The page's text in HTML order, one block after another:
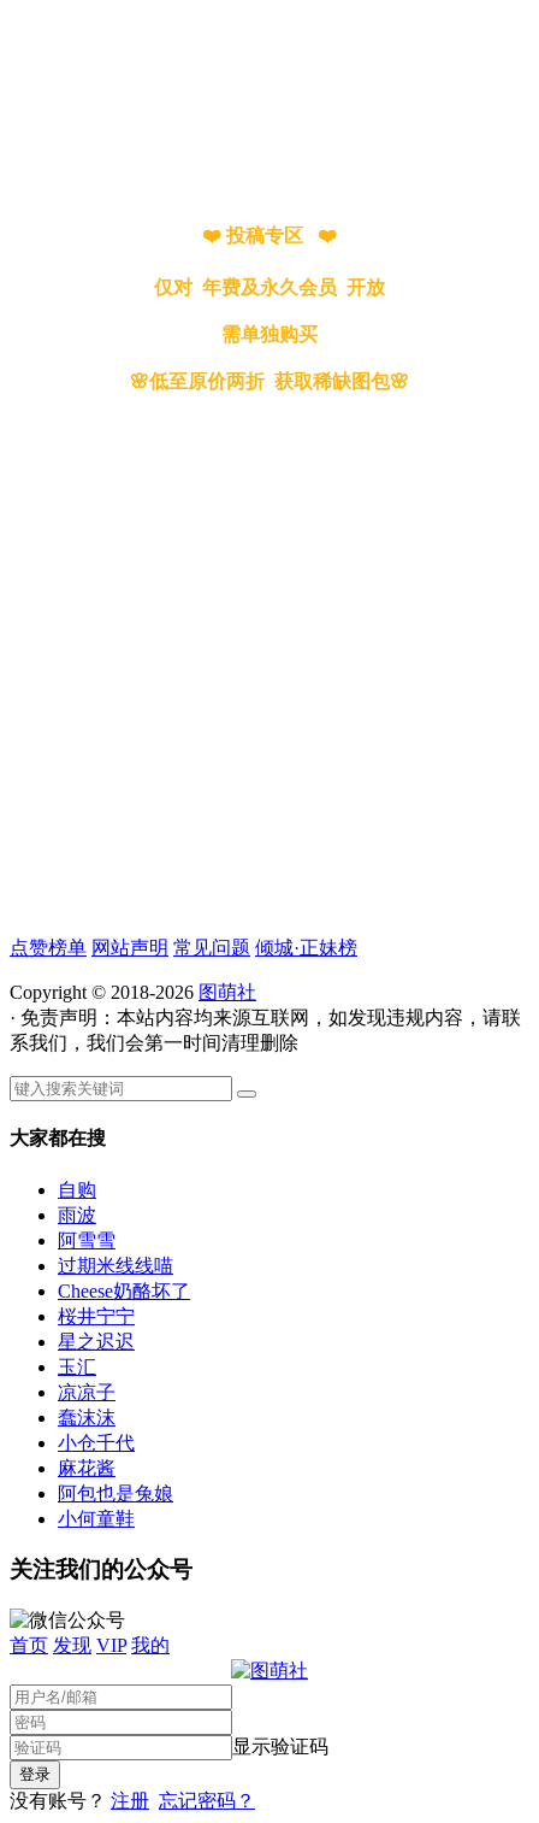
❤️ 投稿专区 ❤️
仅对 年费及永久会员 开放
需单独购买
🌸低至原价两折 获取稀缺图包🌸
点赞榜单 网站声明 常见问题 倾城·正妹榜
Copyright © 2018-2026 图萌社
· 免责声明：本站内容均来源互联网，如发现违规内容，请联
系我们，我们会第一时间清理删除
大家都在搜
自购
雨波
阿雪雪
过期米线线喵
Cheese奶酪坏了
桜井宁宁
星之迟迟
玉汇
凉凉子
蠢沫沫
小仓千代
麻花酱
阿包也是兔娘
小何童鞋
关注我们的公众号
首页 发现 VIP 我的
显示验证码
没有账号？ 注册 忘记密码？